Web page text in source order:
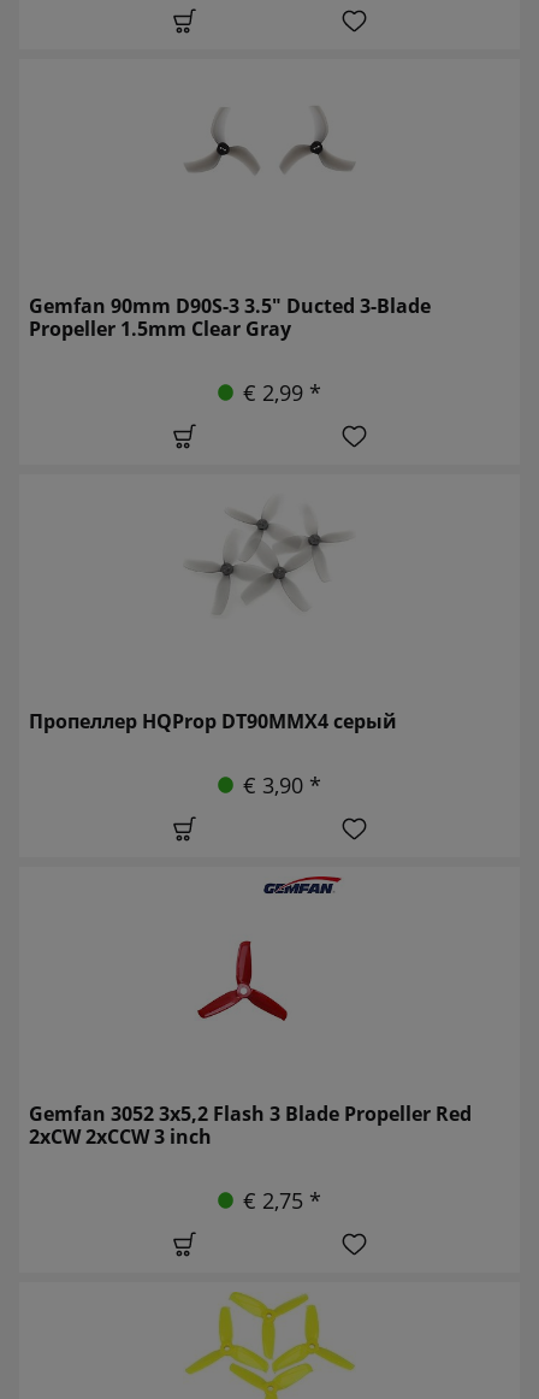
Gemfan 90mm D90S-3 3.5" Ducted 3-Blade
Propeller 1.5mm Clear Gray
€ 2,99 *
Пропеллер HQProp DT90MMX4 серый
€ 3,90 *
Gemfan 3052 3x5,2 Flash 3 Blade Propeller Red
2xCW 2xCCW 3 inch
€ 2,75 *